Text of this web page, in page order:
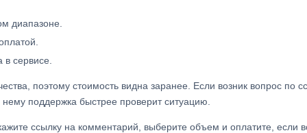
диапазоне.
сервисе.
поэтому стоимость видна заранее. Если возник вопрос по
поддержка быстрее проверит ситуацию.
ссылку на комментарий, выберите объем и оплатите, если